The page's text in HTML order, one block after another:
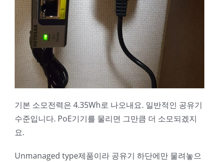
기본 소모전력은 4.35Wh로 나오내요. 일반적인 공유기
수준입니다. PoE기기를 물리면 그만큼 더 소모되겠지
요.
Unmanaged type제품이라 공유기 하단에만 물려놓으